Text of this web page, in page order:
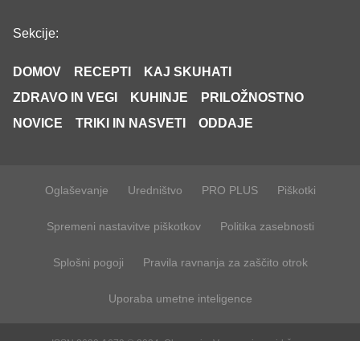
Sekcije:
DOMOV RECEPTI
KAJ SKUHATI
ZDRAVO IN VEGI
KUHINJE
PRILOŽNOSTNO
NOVICE
TRIKI IN NASVETI ODDAJE
Oglaševanje Uredništvo PRO PLUS Piškotki
Spremeni nastavitve piškotkov Politika zasebnosti
Splošni pogoji Pravila ravnanja za zaščito otrok
Uporaba umetne inteligence